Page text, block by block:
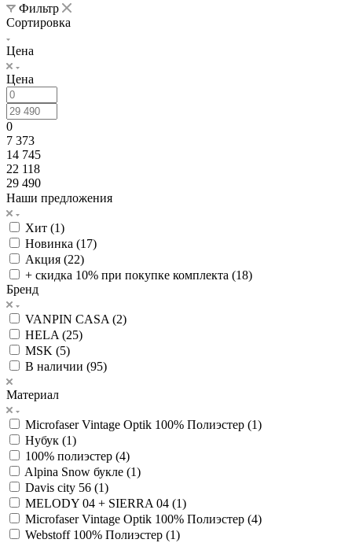
Фильтр
Сортировка
Цена
Цена
0
7 373
14 745
22 118
29 490
Наши предложения
Хит (1)
Новинка (17)
Акция (22)
+ скидка 10% при покупке комплекта (18)
Бренд
VANPIN CASA (2)
HELA (25)
MSK (5)
В наличии (95)
Материал
Microfaser Vintage Optik 100% Полиэстер (1)
Нубук (1)
100% полиэстер (4)
Alpina Snow букле (1)
Davis city 56 (1)
MELODY 04 + SIERRA 04 (1)
Microfaser Vintage Optik 100% Полиэстер (4)
Webstoff 100% Полиэстер (1)